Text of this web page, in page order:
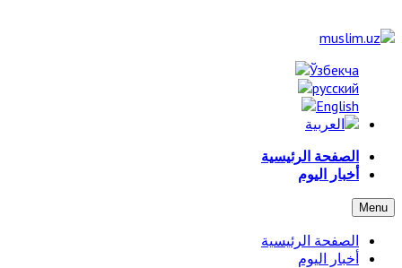
الصفحة الرئيسية
أخبار اليوم
Menu
الصفحة الرئيسية
أخبار اليوم